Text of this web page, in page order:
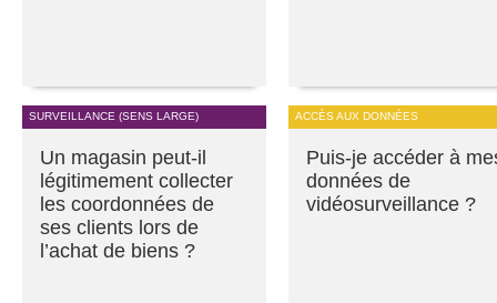
SURVEILLANCE (SENS LARGE)
Un magasin peut-il
légitimement collecter
les coordonnées de
ses clients lors de
l’achat de biens ?
ACCÈS AUX DONNÉES
Puis-je accéder à
données de
vidéosurveillance ?